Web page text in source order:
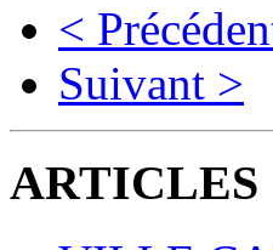
<
Suivant >
ARTICLES